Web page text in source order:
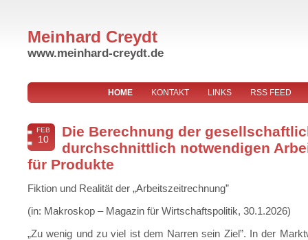
Meinhard Creydt
www.meinhard-creydt.de
HOME KONTAKT LINKS RSS FEED
FEB
10
Die Berechnung der
durchschnittlich notwendigen
für Produkte
Fiktion und Realität der „Arbeitszeitrechnung”
(in: Makroskop – Magazin für Wirtschaftspolitik, 30.1.2026)
„Zu wenig und zu viel ist dem Narren sein Ziel”. In der